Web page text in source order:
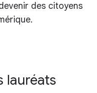
des citoyens
lauréats